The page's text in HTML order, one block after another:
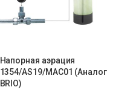
Напорная аэрация
1354/AS19/MAC01 (Аналог
BRIO)